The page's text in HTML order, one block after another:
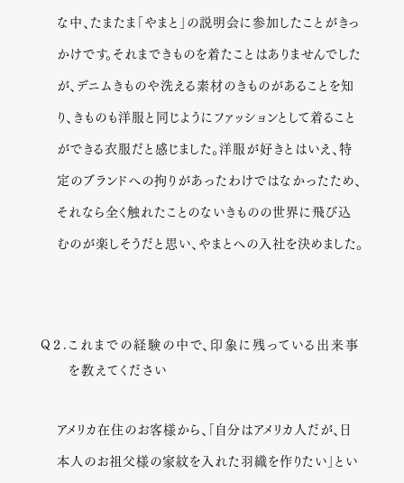
な中、たまたま「やまと」の説明会に参加したことがきっ
かけです。それまできものを着たことはありませんでした
が、デニムきものや洗える素材のきものがあることを知
り、きものも洋服と同じようにファッションとして着ること
ができる衣服だと感じました。洋服が好きとはいえ、特
定のブランドへの拘りがあったわけではなかったため、
それなら全く触れたことのないきものの世界に飛び込
むのが楽しそうだと思い、やまとへの入社を決めました。
Q２.これまでの経験の中で、印象に残っている出来事
を教えてください
アメリカ在住のお客様から、「自分はアメリカ人だが、日
本人のお祖父様の家紋を入れた羽織を作りたい」とい